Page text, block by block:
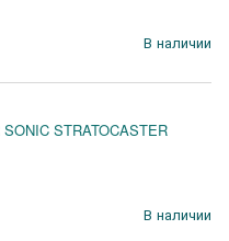
В наличии
STRATOCASTER
В наличии